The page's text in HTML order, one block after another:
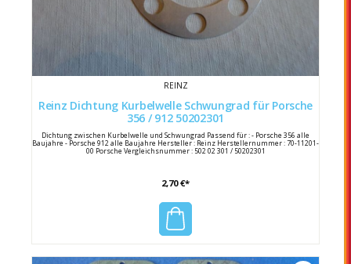
REINZ
Reinz Dichtung Kurbelwelle Schwungrad für Porsche
356 / 912 50202301
Dichtung zwischen Kurbelwelle und Schwungrad Passend für : - Porsche 356 alle
Baujahre - Porsche 912 alle Baujahre Hersteller : Reinz Herstellernummer : 70-11201-
00 Porsche Vergleichsnummer : 502 02 301 / 50202301
2,70 €*